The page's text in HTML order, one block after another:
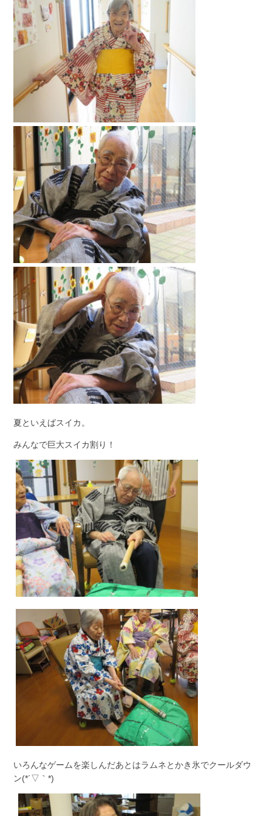
夏といえばスイカ。
みんなで巨大スイカ割り！
いろんなゲームを楽しんだあとはラムネとかき氷でクールダウ
ン(*´▽｀*)